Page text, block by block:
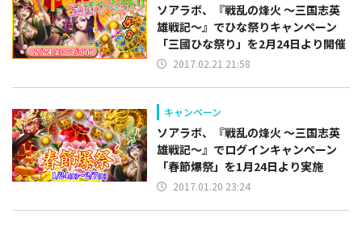
ソアラボ、『戦乱の烽火 ～三国志英
雄戦記～』でひな祭りキャンペーン
「三國ひな祭り」を2月24日より開催
2017.02.21 21:58
キャンペーン
ソアラボ、『戦乱の烽火 ～三国志英
雄戦記～』でログインキャンペーン
「春節爆祭」を1月24日より実施
2017.01.20 23:24